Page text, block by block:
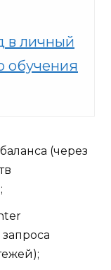
в личный
обучения
(через